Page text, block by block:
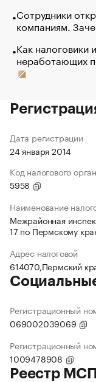
Сотрудники
компаниям.
Как налоговики
неработающих
Дата регистрации
24 января 2014
Код налогового
5958
Наименование
Межрайонная
17 по Пермскому
Адрес налоговой
614070,Пермский
Регистрационный
069002039069
Регистрационный
1009478908
Реестр МСП